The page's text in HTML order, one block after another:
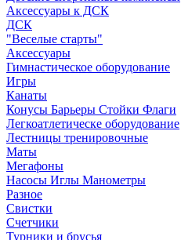
Аксессуары к ДСК
ДСК
"Веселые старты"
Аксессуары
Гимнастическое оборудование
Игры
Канаты
Конусы Барьеры Стойки Флаги
Легкоатлетическе оборудование
Лестницы тренировочные
Маты
Мегафоны
Насосы Иглы Манометры
Разное
Свистки
Счетчики
Турники и брусья